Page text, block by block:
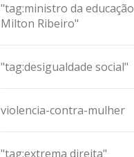
"tag:ministro da educação
Milton Ribeiro"
"tag:desigualdade social"
violencia-contra-mulher
"tag:extrema direita"